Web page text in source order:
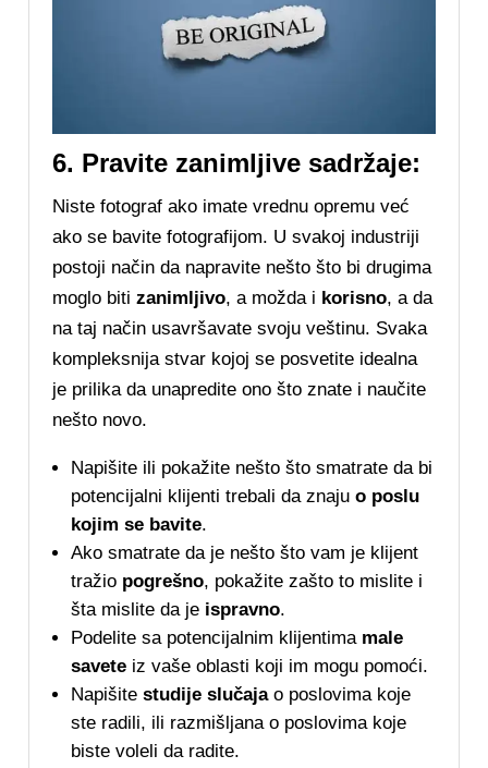
6. Pravite zanimljive sadržaje:
Niste fotograf ako imate vrednu opremu već
ako se bavite fotografijom. U svakoj industriji
postoji način da napravite nešto što bi drugima
moglo biti zanimljivo, a možda i korisno, a da
na taj način usavršavate svoju veštinu. Svaka
kompleksnija stvar kojoj se posvetite idealna
je prilika da unapredite ono što znate i naučite
nešto novo.
Napišite ili pokažite nešto što smatrate da bi
potencijalni klijenti trebali da znajuo poslu
kojim se bavite.
Ako smatrate da je nešto što vam je klijent
tražio pogrešno, pokažite zašto to mislite i
šta mislite da je ispravno.
Podelite sa potencijalnim klijentima male
savete iz vaše oblasti koji im mogu pomoći.
Napišitestudije slučajao poslovima koje
ste radili, ili razmišljana o poslovima koje
biste voleli da radite.